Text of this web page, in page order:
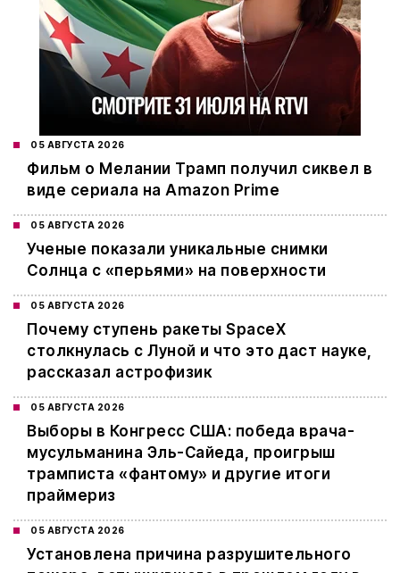
05 АВГУСТА 2026
Фильм о Мелании Трамп получил сиквел в
виде сериала на Amazon Prime
05 АВГУСТА 2026
Ученые показали уникальные снимки
Солнца с «перьями» на поверхности
05 АВГУСТА 2026
Почему ступень ракеты SpaceX
столкнулась с Луной и что это даст науке,
рассказал астрофизик
05 АВГУСТА 2026
Выборы в Конгресс США: победа врача-
мусульманина Эль-Сайеда, проигрыш
трамписта «фантому» и другие итоги
праймериз
05 АВГУСТА 2026
Установлена причина разрушительного